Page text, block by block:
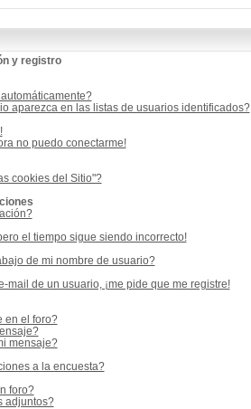
y registro
aparezca en las listas de usuarios identificados?
no puedo conectarme!
cookies del Sitio"?
el tiempo sigue siendo incorrecto!
de mi nombre de usuario?
de un usuario, ¡me pide que me registre!
en el foro?
mensaje?
a la encuesta?
foro?
adjuntos?